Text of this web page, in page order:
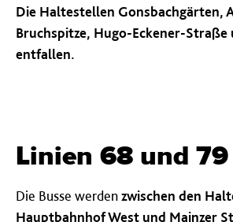
Die Haltestellen Gonsbachgärten,
Bruchspitze, Hugo-Eckener-Straße
entfallen.
Linien 68 und 79
Die Busse werdenzwischen den
Hauptbahnhof West und Mainzer